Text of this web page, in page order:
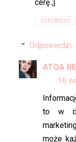
cerę ;]
ODPOWIEDZ
Odpowiedzi
ATQA
16
to w
może